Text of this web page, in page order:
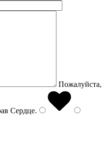
Пожалуйста,
Сердце.